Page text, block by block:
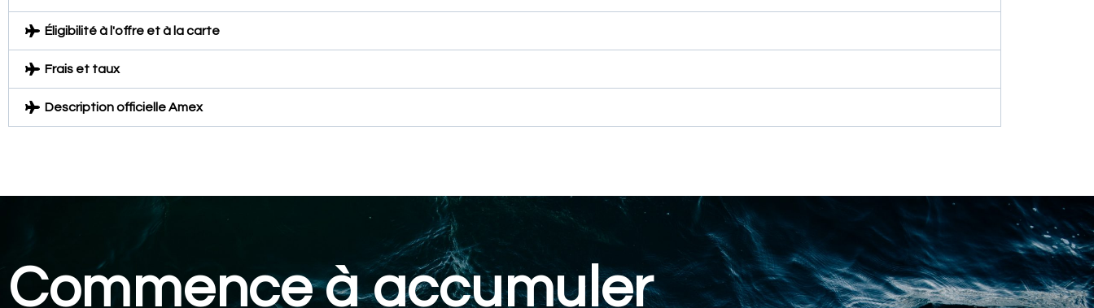
Éligibilité à l'offre et à la carte
Frais et taux
Description officielle Amex
Commence à accumuler